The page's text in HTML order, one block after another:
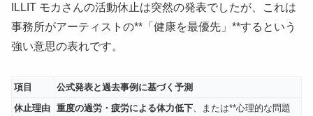
ILLIT モカさんの活動休止は突然の発表でしたが、これは
事務所がアーティストの**「健康を最優先」**するという
強い意思の表れです。
項目
公式発表と過去事例に基づく予測
休止理由 重度の過労・疲労による体力低下 、または**心理的な問題